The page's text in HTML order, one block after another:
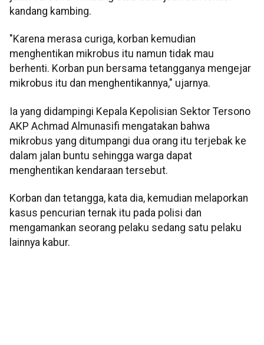
kandang kambing.
"Karena merasa curiga, korban kemudian
menghentikan mikrobus itu namun tidak mau
berhenti. Korban pun bersama tetangganya mengejar
mikrobus itu dan menghentikannya," ujarnya.
Ia yang didampingi Kepala Kepolisian Sektor Tersono
AKP Achmad Almunasifi mengatakan bahwa
mikrobus yang ditumpangi dua orang itu terjebak ke
dalam jalan buntu sehingga warga dapat
menghentikan kendaraan tersebut.
Korban dan tetangga, kata dia, kemudian melaporkan
kasus pencurian ternak itu pada polisi dan
mengamankan seorang pelaku sedang satu pelaku
lainnya kabur.